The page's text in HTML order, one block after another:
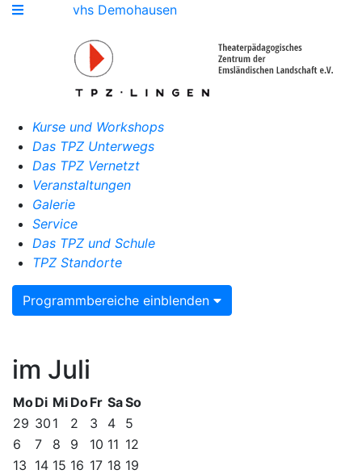
vhs Demohausen
Kurse und Workshops
Das TPZ Unterwegs
Das TPZ Vernetzt
Veranstaltungen
Galerie
Service
Das TPZ und Schule
TPZ Standorte
Programmbereiche einblenden
im Juli
MoDi Mi DoFr SaSo
29 30 1 2 3 4
5
6
7 8 9 10 11 12
13 14 15 16 17 18 19